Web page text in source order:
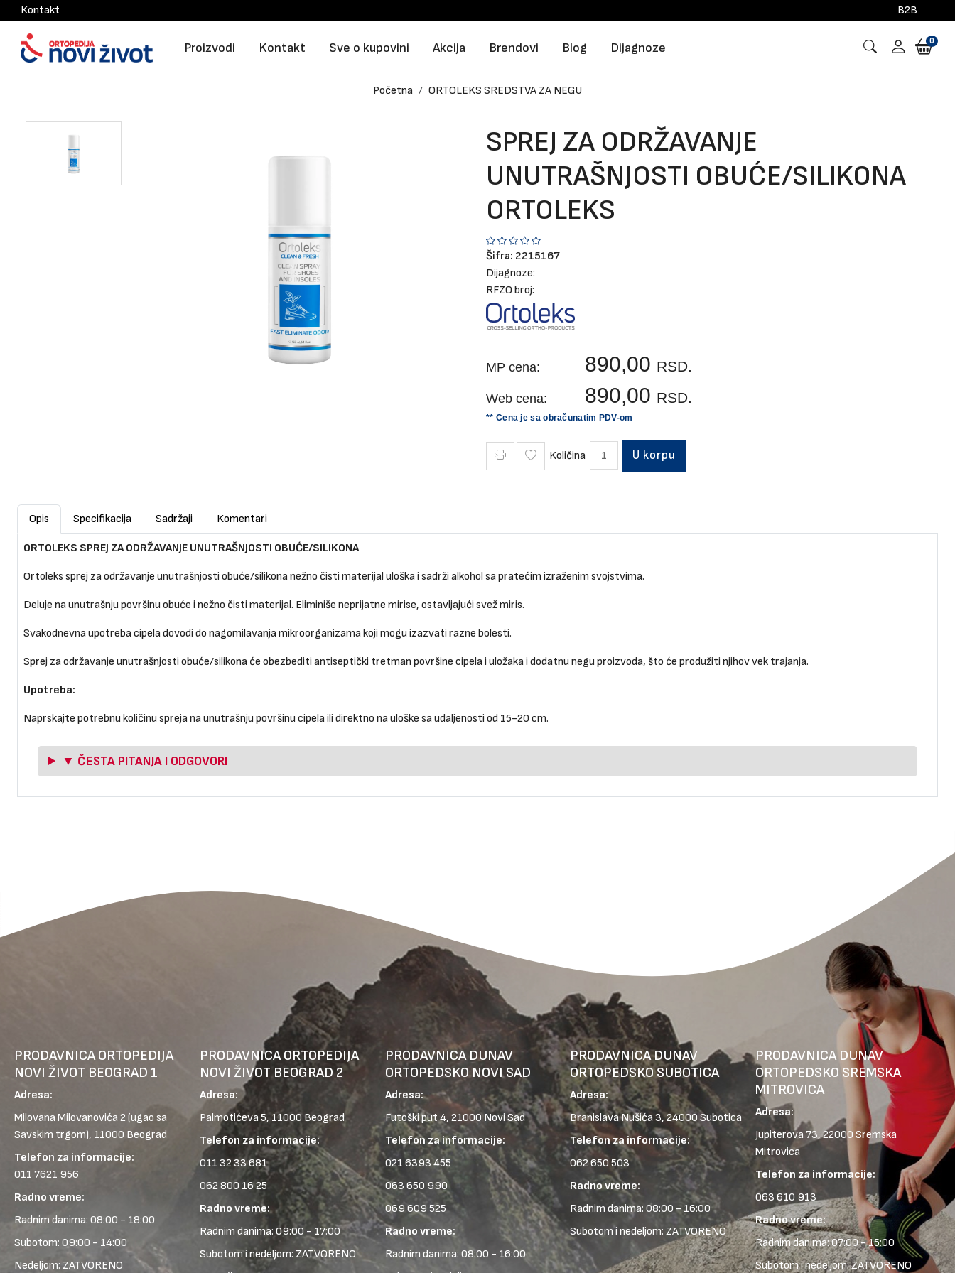
Kontakt B2B
Proizvodi Kontakt Sve o kupovini Akcija Brendovi Blog Dijagnoze 0
Početna ORTOLEKS SREDSTVA ZA NEGU
SPREJ ZA ODRŽAVANJE
UNUTRAŠNJOSTI OBUĆE/SILIKONA
ORTOLEKS
Šifra: 2215167
Dijagnoze:
RFZO broj:
MP cena: 890,00 RSD.
Web cena: 890,00 RSD.
** Cena je sa obračunatim PDV-om
Količina U korpu
Opis Specifikacija Sadržaji Komentari
ORTOLEKS SPREJ ZA ODRŽAVANJE UNUTRAŠNJOSTI OBUĆE/SILIKONA
Ortoleks sprej za održavanje unutrašnjosti obuće/silikona nežno čisti materijal uloška i sadrži alkohol sa pratećim izraženim svojstvima.
Deluje na unutrašnju površinu obuće i nežno čisti materijal. Eliminiše neprijatne mirise, ostavljajući svež miris.
Svakodnevna upotreba cipela dovodi do nagomilavanja mikroorganizama koji mogu izazvati razne bolesti.
Sprej za održavanje unutrašnjosti obuće/silikona će obezbediti antiseptički tretman površine cipela i uložaka i dodatnu negu proizvoda, što će produžiti njihov vek trajanja.
Upotreba:
Naprskajte potrebnu količinu spreja na unutrašnju površinu cipela ili direktno na uloške sa udaljenosti od 15-20 cm.
▼ ČESTA PITANJA I ODGOVORI
PRODAVNICA ORTOPEDIJA
NOVI ŽIVOT BEOGRAD 1
Adresa:
Milovana Milovanovića 2 (ugao sa
Savskim trgom), 11000 Beograd
Telefon za informacije:
011 7621 956
Radno vreme:
Radnim danima: 08:00 - 18:00
Subotom: 09:00 - 14:00
Nedeljom: ZATVORENO
PRODAVNICA ORTOPEDIJA
NOVI ŽIVOT BEOGRAD 2
Adresa:
Palmotićeva 5, 11000 Beograd
Telefon za informacije:
011 32 33 681
062 800 16 25
Radno vreme:
Radnim danima: 09:00 - 17:00
Subotom i nedeljom: ZATVORENO
PRODAVNICA DUNAV
ORTOPEDSKO NOVI SAD
Adresa:
Futoški put 4, 21000 Novi Sad
Telefon za informacije:
021 6393 455
063 650 990
069 609 525
Radno vreme:
Radnim danima: 08:00 - 16:00
PRODAVNICA DUNAV
ORTOPEDSKO SUBOTICA
Adresa:
Branislava Nušića 3, 24000 Subotica
Telefon za informacije:
062 650 503
Radno vreme:
Radnim danima: 08:00 - 16:00
Subotom i nedeljom: ZATVORENO
PRODAVNICA DUNAV
ORTOPEDSKO SREMSKA
MITROVICA
Adresa:
Jupiterova 73, 22000 Sremska
Mitrovica
Telefon za informacije:
063 610 913
Radno vreme:
Radnim danima: 07:00 - 15:00
Subotom i nedeljom: ZATVORENO